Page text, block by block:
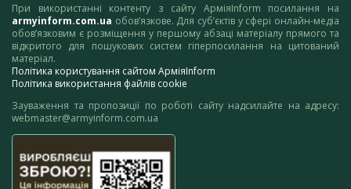
При використанні контенту з сайту АрміяInform посилання на
armyinform.com.ua обов’язкове. Для суб’єктів у сфері онлайн-медіа
обов’язковим є розміщення у першому абзаці матеріалу прямого та
відкритого для пошукових систем гіперпосилання на цитований
матеріал.
Політика користування сайтом АрміяInform
Політика використання файлів cookie
Зауваження та пропозиції по роботі сайту надсилайте на адресу:
webmaster@armyinform.com.ua